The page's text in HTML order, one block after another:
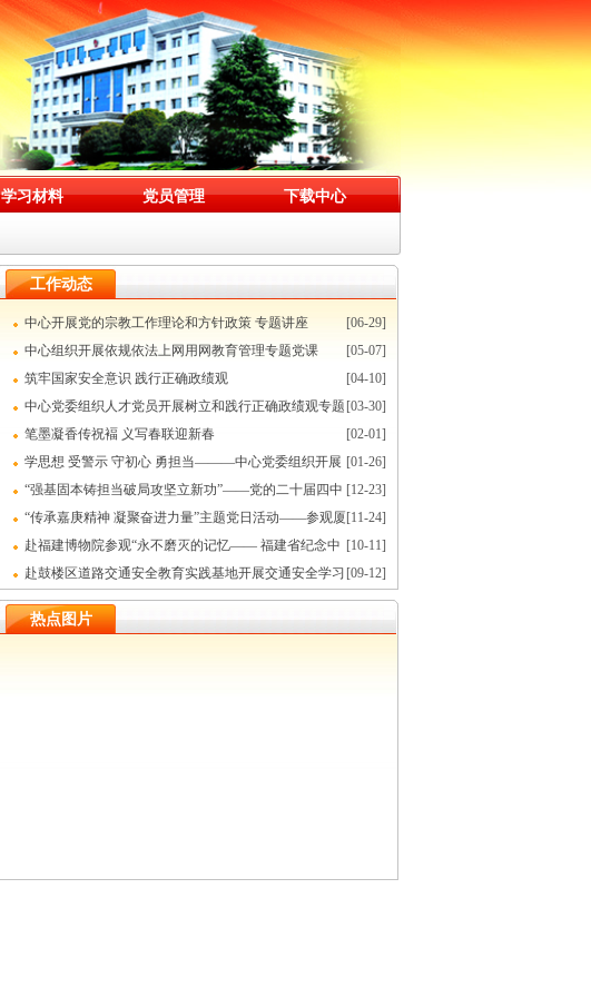
学习材料 党员管理 下载中心
工作动态
[06-29]
中心开展党的宗教工作理论和方针政策 专题讲座
[05-07]
中心组织开展依规依法上网用网教育管理专题党课
[04-10]
筑牢国家安全意识 践行正确政绩观
[03-30]
中心党委组织人才党员开展树立和践行正确政绩观专题
党日活动
[02-01]
笔墨凝香传祝褔 义写春联迎新春
[01-26]
学思想 受警示 守初心 勇担当———中心党委组织开展
学习周活动
[12-23]
“强基固本铸担当破局攻坚立新功”——党的二十届四中
全会精神党课
[11-24]
“传承嘉庚精神 凝聚奋进力量”主题党日活动——参观厦
门陈嘉庚纪念馆
[10-11]
赴福建博物院参观“永不磨灭的记忆—— 福建省纪念中
国人民抗日战争暨世界反法西斯战争胜利80周年文献展” [09-12]
赴鼓楼区道路交通安全教育实践基地开展交通安全学习
教育主题党日活动
热点图片